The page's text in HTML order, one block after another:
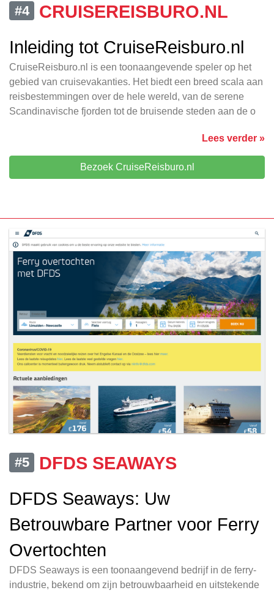
#4
CRUISEREISBURO.NL
Inleiding tot CruiseReisburo.nl
CruiseReisburo.nl is een toonaangevende speler op het
gebied van cruisevakanties. Het biedt een breed scala aan
reisbestemmingen over de hele wereld, van de serene
Scandinavische fjorden tot de bruisende steden aan de o
Lees verder »
Bezoek CruiseReisburo.nl
#5
DFDS SEAWAYS
DFDS Seaways: Uw
Betrouwbare Partner voor Ferry
Overtochten
DFDS Seaways is een toonaangevend bedrijf in de ferry-
industrie, bekend om zijn betrouwbaarheid en uitstekende